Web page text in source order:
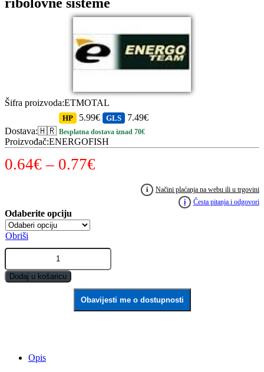
Šifra proizvoda:ETMOTAL
Dostava:🇭🇷
HP 5.99€ GLS 7.49€
Besplatna dostava iznad 70€
Proizvođač:ENERGOFISH
0.64€ – 0.77€
do
0.77€
i
Načini plaćanja na webu ili u trgovini
i
Česta pitanja i odgovori
Obriši
KAMASAKI
motalica
za
Dodaj u košaricu
Obavijesti me o dostupnosti
Opis